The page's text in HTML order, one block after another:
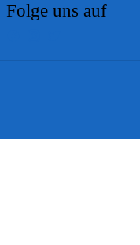
Folge uns auf